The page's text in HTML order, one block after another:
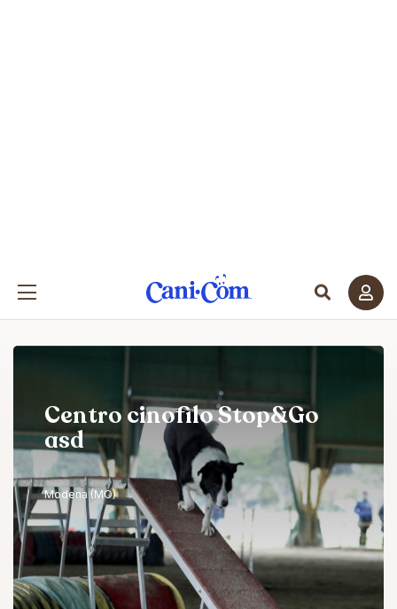
Centro cinofilo Stop&Go
asd
Modena (MO)